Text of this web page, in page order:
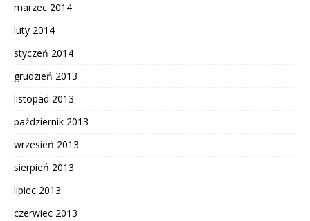
marzec 2014
luty 2014
styczeń 2014
grudzień 2013
listopad 2013
październik 2013
wrzesień 2013
sierpień 2013
lipiec 2013
czerwiec 2013